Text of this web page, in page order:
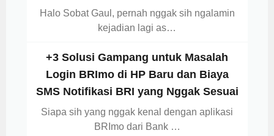
Halo Sobat Gaul, pernah nggak sih ngalamin
kejadian lagi as…
+3 Solusi Gampang untuk Masalah
Login BRImo di HP Baru dan Biaya
SMS Notifikasi BRI yang Nggak Sesuai
Siapa sih yang nggak kenal dengan aplikasi
BRImo dari Bank …